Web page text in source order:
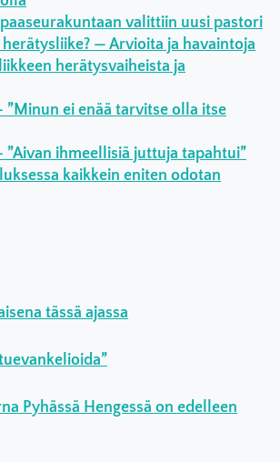
valittiin uusi pastori
— Arvioita ja havaintoja
herätysvaiheista ja
”Minun ei enää tarvitse olla itse
”Aivan ihmeellisiä juttuja tapahtui”
kaikkein eniten odotan
tässä ajassa
Pyhässä Hengessä on edelleen